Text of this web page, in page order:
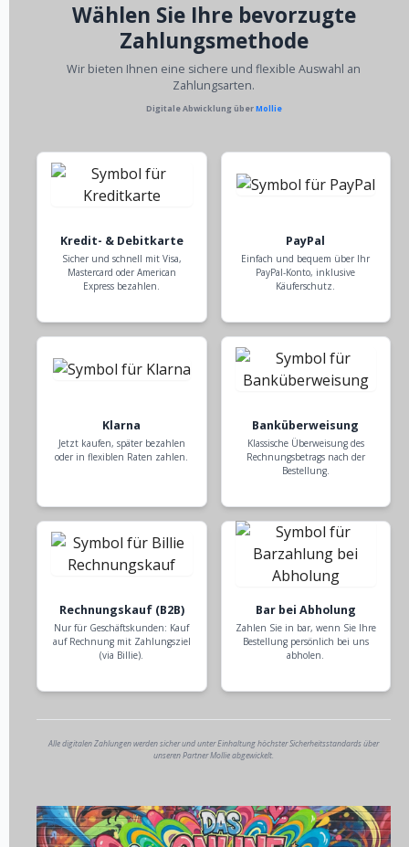
Wählen Sie Ihre bevorzugte
Zahlungsmethode
Wir bieten Ihnen eine sichere und flexible Auswahl an
Zahlungsarten.
Digitale Abwicklung überMollie
Kredit- & Debitkarte
Sicher und schnell mit Visa,
Mastercard oder American
Express bezahlen.
PayPal
Einfach und bequem über Ihr
PayPal-Konto, inklusive
Käuferschutz.
Klarna
Jetzt kaufen, später bezahlen
oder in flexiblen Raten zahlen.
Banküberweisung
Klassische Überweisung des
Rechnungsbetrags nach der
Bestellung.
Rechnungskauf (B2B)
Nur für Geschäftskunden: Kauf
auf Rechnung mit Zahlungsziel
(via Billie).
Bar bei Abholung
Zahlen Sie in bar, wenn Sie Ihre
Bestellung persönlich bei uns
abholen.
Alle digitalen Zahlungen werden sicher und unter Einhaltung höchster Sicherheitsstandards über
unseren Partner Mollie abgewickelt.